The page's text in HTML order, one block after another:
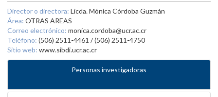
Director o directora: Licda. Mónica Córdoba Guzmán
Área: OTRAS AREAS
Correo electrónico: monica.cordoba@ucr.ac.cr
Teléfono: (506) 2511-4461 / (506) 2511-4750
Sitio web: www.sibdi.ucr.ac.cr
Personas investigadoras